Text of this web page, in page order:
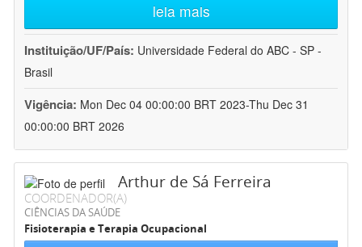
leia mais
Instituição/UF/País: Universidade Federal do ABC - SP -
Brasil
Vigência: Mon Dec 04 00:00:00 BRT 2023-Thu Dec 31
00:00:00 BRT 2026
Arthur de Sá Ferreira
COORDENADOR(A)
CIÊNCIAS DA SAÚDE
Fisioterapia e Terapia Ocupacional